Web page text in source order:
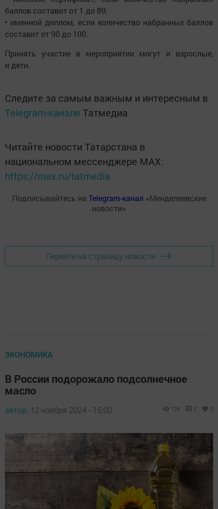
баллов составит от 1 до 89;
• именной диплом, если количество набранных баллов
составит от 90 до 100.
Принять участие в мероприятии могут и взрослые,
и дети.
Следите за самым важным и интересным в
Telegram-канале Татмедиа
Читайте новости Татарстана в
национальном мессенджере MАХ:
https://max.ru/tatmedia
Подписывайтесь на Telegram-канал «Менделеевские
новости»
Перейти на страницу новости
ЭКОНОМИКА
В России подорожало подсолнечное
масло
автор, 12 ноября 2024 - 15:00 729 0 0